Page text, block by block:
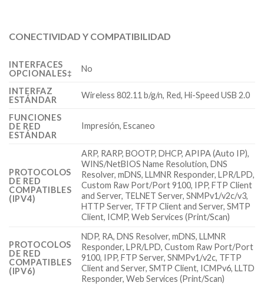
CONECTIVIDAD Y COMPATIBILIDAD
INTERFACES
OPCIONALES‡
No
INTERFAZ
ESTÁNDAR
Wireless 802.11 b/g/n, Red, Hi-Speed USB 2.0
FUNCIONES
DE RED
ESTÁNDAR
Impresión, Escaneo
PROTOCOLOS
DE RED
COMPATIBLES
(IPV4)
ARP, RARP, BOOTP, DHCP, APIPA (Auto IP),
WINS/NetBIOS Name Resolution, DNS
Resolver, mDNS, LLMNR Responder, LPR/LPD,
Custom Raw Port/Port 9100, IPP, FTP Client
and Server, TELNET Server, SNMPv1/v2c/v3,
HTTP Server, TFTP Client and Server, SMTP
Client, ICMP, Web Services (Print/Scan)
PROTOCOLOS
DE RED
COMPATIBLES
(IPV6)
NDP, RA, DNS Resolver, mDNS, LLMNR
Responder, LPR/LPD, Custom Raw Port/Port
9100, IPP, FTP Server, SNMPv1/v2c, TFTP
Client and Server, SMTP Client, ICMPv6, LLTD
Responder, Web Services (Print/Scan)